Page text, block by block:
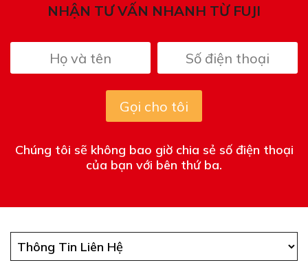
NHẬN TƯ VẤN NHANH TỪ FUJI
Gọi cho tôi
Chúng tôi sẽ không bao giờ chia sẻ số điện thoại
của bạn với bên thứ ba.